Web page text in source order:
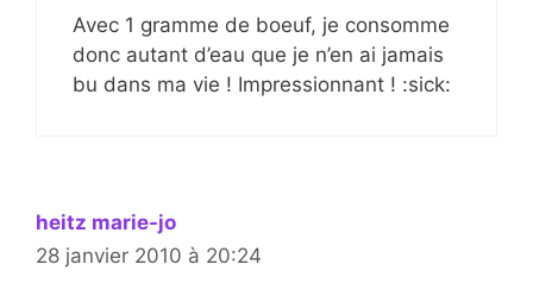
Avec 1 gramme de boeuf, je consomme
donc autant d’eau que je n’en ai jamais
bu dans ma vie ! Impressionnant ! :sick:
heitz marie-jo
28 janvier 2010 à 20:24